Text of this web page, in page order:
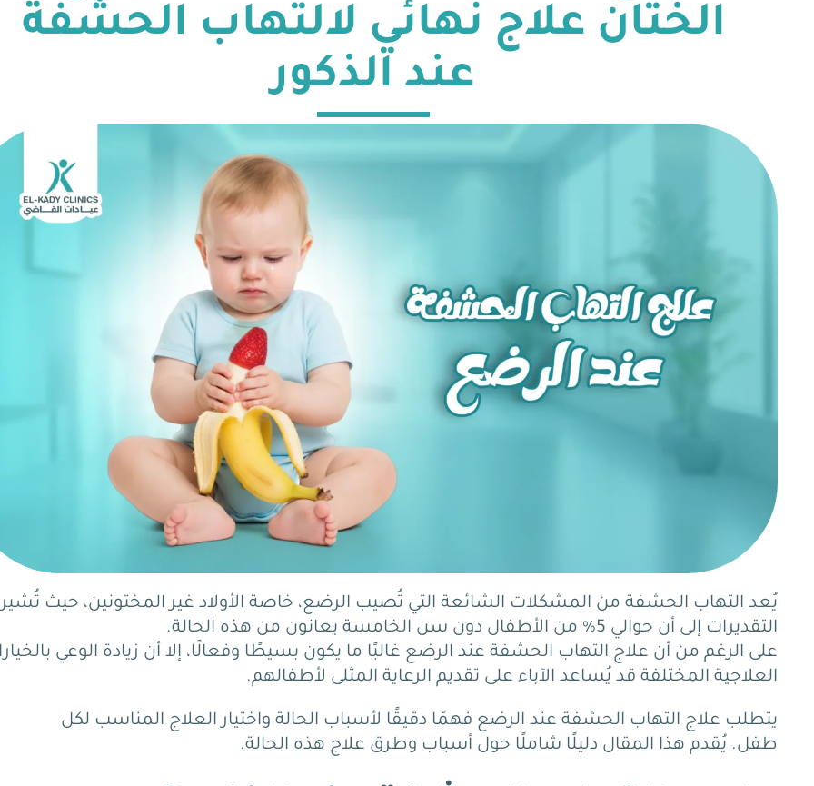
الختان علاج نهائي لالتهاب الحشفة
عند الذكور
يُعد التهاب الحشفة من المشكلات الشائعة التي تُصيب الرضع، خاصة الأولاد غير المختونين، حيث تُشير
التقديرات إلى أن حوالي 5% من الأطفال دون سن الخامسة يعانون من هذه الحالة.
على الرغم من أن علاج التهاب الحشفة عند الرضع غالبًا ما يكون بسيطًا وفعالًا، إلا أن زيادة الوعي
العلاجية المختلفة قد يُساعد الآباء على تقديم الرعاية المثلى لأطفالهم.
يتطلب علاج التهاب الحشفة عند الرضع فهمًا دقيقًا لأسباب الحالة واختيار العلاج المناسب لكل
طفل. يُقدم هذا المقال دليلًا شاملًا حول أسباب وطرق علاج هذه الحالة.